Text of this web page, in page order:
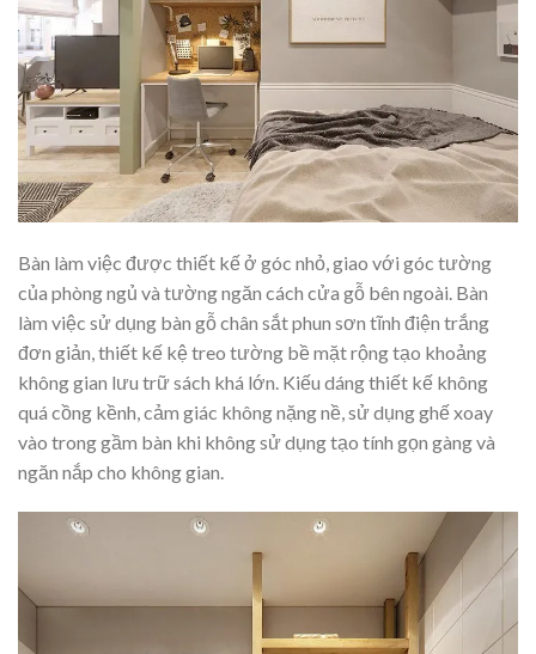
Bàn làm việc được thiết kế ở góc nhỏ, giao với góc tường
của phòng ngủ và tường ngăn cách cửa gỗ bên ngoài. Bàn
làm việc sử dụng bàn gỗ chân sắt phun sơn tĩnh điện trắng
đơn giản, thiết kế kệ treo tường bề mặt rộng tạo khoảng
không gian lưu trữ sách khá lớn. Kiếu dáng thiết kế không
quá cồng kềnh, cảm giác không nặng nề, sử dụng ghế xoay
vào trong gầm bàn khi không sử dụng tạo tính gọn gàng và
ngăn nắp cho không gian.